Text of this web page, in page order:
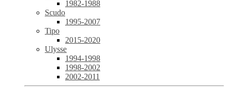
1982-1988
Scudo
1995-2007
Tipo
2015-2020
Ulysse
1994-1998
1998-2002
2002-2011